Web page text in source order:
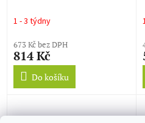
1 - 3 týdny
673 Kč bez DPH
814 Kč
Do košíku